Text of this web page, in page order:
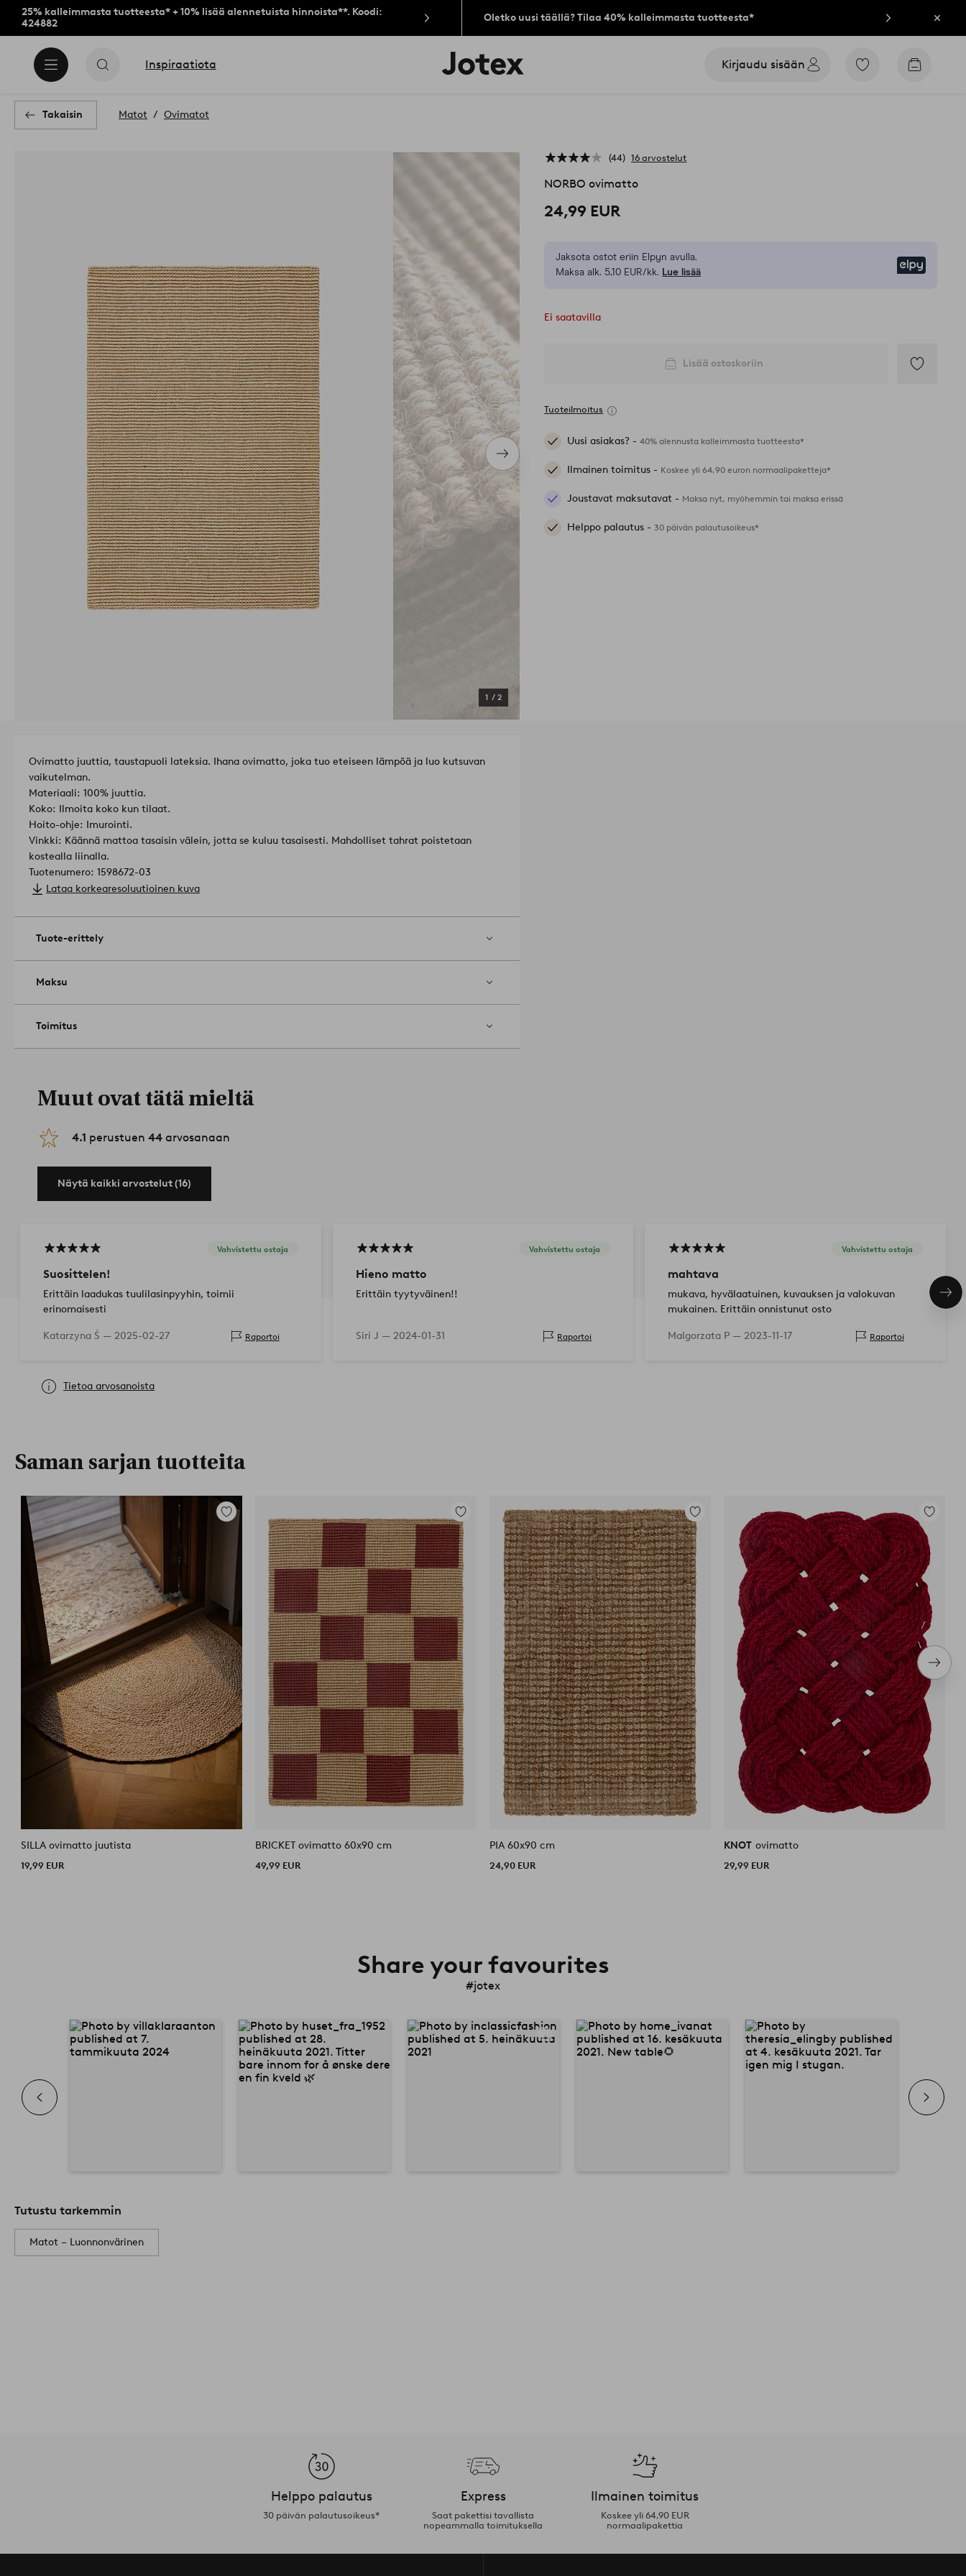
25% kalleimmasta tuotteesta* + 10% lisää alennetuista hinnoista**. Koodi:
424882
Oletko uusi täällä? Tilaa 40% kalleimmasta tuotteesta* Sulje
Inspiraatiota
Jotex-
logo
Kirjaudu sisään
Siirry
Siirry
Takaisin Matot Ovimatot
Seuraava
tuote
1 / 2
44 16 arvostelut
NORBO ovimatto
24,99 EUR
Jaksota ostot eriin Elpyn avulla.
Maksa alk. 5,10 EUR/kk. Lue lisää
Ei saatavilla
Lisää ostoskoriin
Tuoteilmoitus
Uusi asiakas? -40% alennusta kalleimmasta tuotteesta*
Ilmainen toimitus - Koskee yli 64,90 euron normaalipaketteja*
Joustavat maksutavat - Maksa nyt, myöhemmin tai maksa erissä
Helppo palautus -30 päivän palautusoikeus*
Ovimatto juuttia, taustapuoli lateksia. Ihana ovimatto, joka tuo eteiseen lämpöä ja luo kutsuvan
vaikutelman.
Materiaali: 100% juuttia.
Koko: Ilmoita koko kun tilaat.
Hoito-ohje: Imurointi.
Vinkki: Käännä mattoa tasaisin välein, jotta se kuluu tasaisesti. Mahdolliset tahrat poistetaan
kostealla liinalla.
Tuotenumero: 1598672-03
Lataa korkearesoluutioinen kuva
Tuote-erittely
Maksu
Toimitus
Muut ovat tätä mieltä
4.1 perustuen 44 arvosanaan
Näytä kaikki arvostelut (16)
Vahvistettu ostaja
Suosittelen!
Erittäin laadukas tuulilasinpyyhin, toimii
erinomaisesti
Katarzyna Ś — 2025-02-27 Raportoi
Vahvistettu ostaja
Hieno matto
Erittäin tyytyväinen!!
Siri J — 2024-01-31 Raportoi
Vahvistettu ostaja
mahtava
mukava, hyvälaatuinen, kuvauksen ja valokuvan
mukainen. Erittäin onnistunut osto
Malgorzata P — 2023-11-17 Raportoi
Tietoa arvosanoista
Saman sarjan tuotteita
Lisää
suosikkeihin
SILLA ovimatto juutista
19,99 EUR
Lisää
suosikkeihin
BRICKET ovimatto 60x90 cm
49,99 EUR
Lisää
suosikkeihin
PIA 60x90 cm
24,90 EUR
Lisää
KNOT ovimatto
29,99 EUR
tuote
Share your favourites
#jotex
Tutustu tarkemmin
Matot – Luonnonvärinen
Helppo palautus
30 päivän palautusoikeus*
Express
Saat pakettisi tavallista
nopeammalla toimituksella
Ilmainen toimitus
Koskee yli 64,90 EUR
normaalipakettia